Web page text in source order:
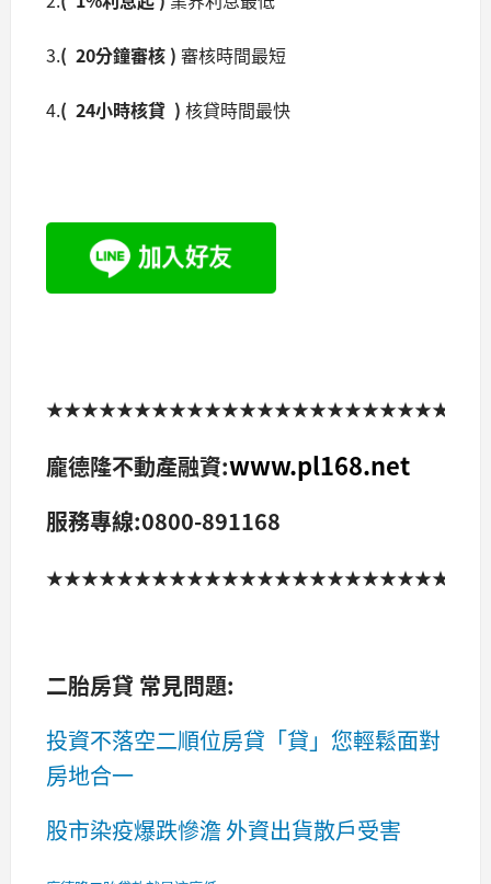
3.( 20分鐘審核 ) 審核時間最短
4.( 24小時核貸 ) 核貸時間最快
★★★★★★★★★★★★★★★★★★★★★★★★
龐德隆不動產融資:www.pl168.net
服務專線:0800-891168
★★★★★★★★★★★★★★★★★★★★★★★★
二胎房貸 常見問題:
投資不落空二順位房貸「貸」您輕鬆面對
房地合一
股市染疫爆跌慘澹 外資出貨散戶受害